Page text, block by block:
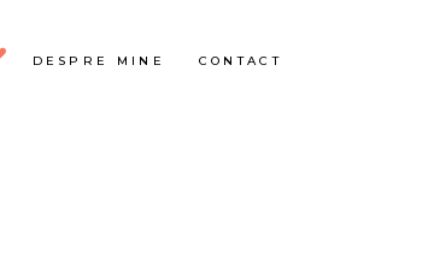
DESPRE MINE CONTACT